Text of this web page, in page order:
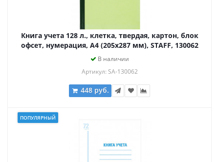
Книга учета 128 л., клетка, твердая, картон, блок
офсет, нумерация, А4 (205х287 мм), STAFF, 130062
В наличии
Артикул: SA-130062
448 руб.
ПОПУЛЯРНЫЙ